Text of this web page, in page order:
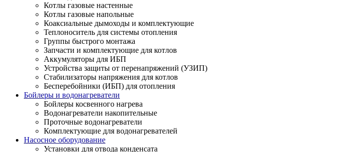
Котлы газовые настенные
Котлы газовые напольные
Коаксиальные дымоходы и комплектующие
Теплоноситель для системы отопления
Группы быстрого монтажа
Запчасти и комплектующие для котлов
Аккумуляторы для ИБП
Устройства защиты от перенапряжений (УЗИП)
Стабилизаторы напряжения для котлов
Бесперебойники (ИБП) для отопления
Бойлеры и водонагреватели
Бойлеры косвенного нагрева
Водонагреватели накопительные
Проточные водонагреватели
Комплектующие для водонагревателей
Насосное оборудование
Установки для отвода конденсата